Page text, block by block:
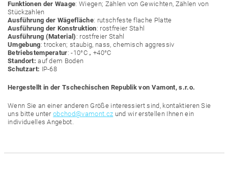
Funktionen der Waage: Wiegen; Zählen von Gewichten, Zählen von
Stückzahlen
Ausführung der Wägefläche: rutschfeste flache Platte
Ausführung der Konstruktion: rostfreier Stahl
Ausführung (Material) : rostfreier Stahl
Umgebung: trocken; staubig, nass, chemisch aggressiv
Betriebstemperatur: -10°C „ +40°C
Standort: auf dem Boden
Schutzart: IP-68
Hergestellt in der Tschechischen Republik von Vamont, s.r.o.
Wenn Sie an einer anderen Größe interessiert sind, kontaktieren Sie
uns bitte unter obchod@vamont.cz und wir erstellen Ihnen ein
individuelles Angebot.